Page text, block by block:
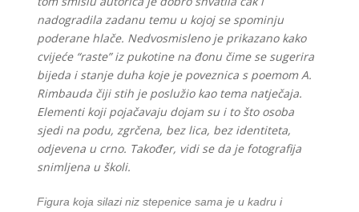
nadogradila zadanu temu u kojoj se spominju
poderane hlače. Nedvosmisleno je prikazano kako
cvijeće “raste” iz pukotine na đonu čime se sugerira
bijeda i stanje duha koje je poveznica s poemom A.
Rimbauda čiji stih je poslužio kao tema natječaja.
Elementi koji pojačavaju dojam su i to što osoba
sjedi na podu, zgrčena, bez lica, bez identiteta,
odjevena u crno. Također, vidi se da je fotografija
snimljena u školi.
Figura koja silazi niz stepenice sama je u kadru i